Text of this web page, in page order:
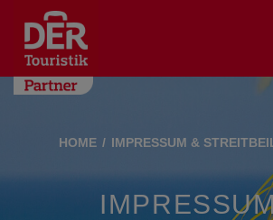
HOME IMPRESSUM &